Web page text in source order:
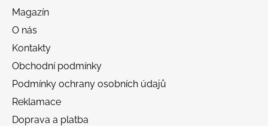
Magazín
O nás
Kontakty
Obchodní podmínky
Podmínky ochrany osobních údajů
Reklamace
Doprava a platba